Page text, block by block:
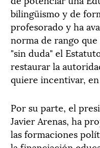
bilingüismo y de
profesorado y ha
norma de rango que
"sin duda" el
restaurar la
quiere incentivar, en
Por su parte, el
Javier Arenas, ha
las formaciones